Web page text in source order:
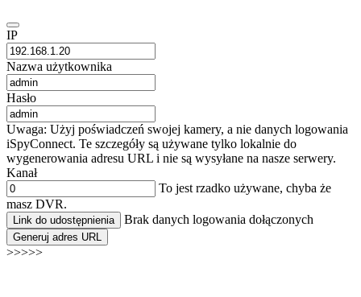
IP
Nazwa użytkownika
Hasło
Uwaga: Użyj poświadczeń swojej kamery, a nie danych logowania
iSpyConnect. Te szczegóły są używane tylko lokalnie do
wygenerowania adresu URL i nie są wysyłane na nasze serwery.
Kanał
To jest rzadko używane, chyba że
masz DVR.
Link do udostępnienia Brak danych logowania dołączonych
Generuj adres URL
>>>>>